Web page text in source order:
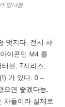
있나봄
멋지다. 전시 차
이콘인 M4 를
블, 7시리즈,
가 있다. 0 –
면 좋겠다능.
차들이라 실제로